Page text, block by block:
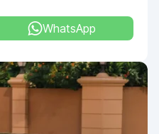
WhatsApp